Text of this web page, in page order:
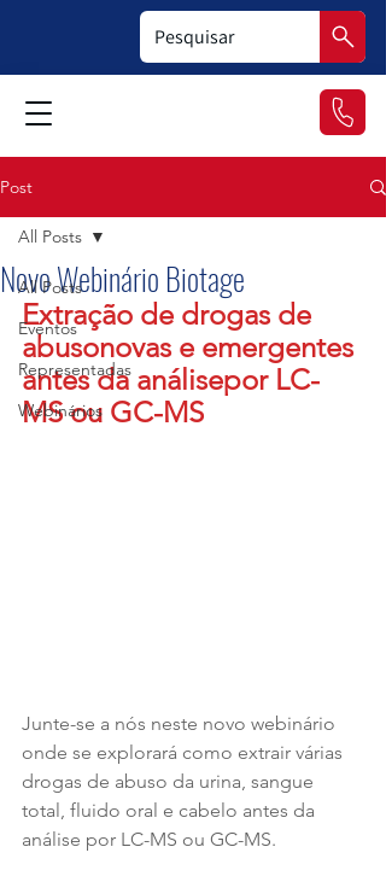
Post
All Posts
Eventos
Representadas
Webinários
All Posts
Novo Webinário Biotage
Extração de drogas de
abusonovas e emergentes
antes da análisepor LC-
MS ou GC-MS
Junte-se a nós neste novo webinário
onde se explorará como extrair várias
drogas de abuso da urina, sangue
total, fluido oral e cabelo antes da
análise por LC-MS ou GC-MS.